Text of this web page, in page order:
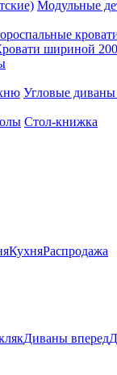
Модульные
шириной
Угловые
Стол-книжка
КухняРаспродажа
Диваны вперед